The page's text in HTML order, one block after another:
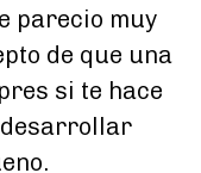
parecio muy
de que una
si te hace
desarrollar